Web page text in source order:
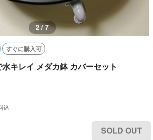
3 / 7
すぐに購入可
キレイ メダカ鉢 カバーセット
込
SOLD OUT